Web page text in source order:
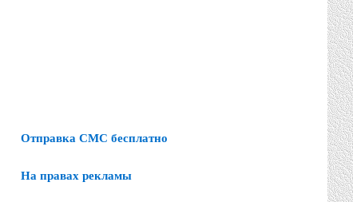
Отправка СМС бесплатно
На правах рекламы